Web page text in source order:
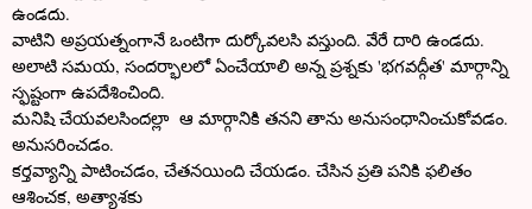
ఉండదు.
వాటిని అప్రయత్నంగానే ఒంటిగా దుర్కోవలసి వస్తుంది. వేరే దారి ఉండదు.
అలాటి సమయ, సందర్భాలలో ఏంచేయాలి అన్న ప్రశ్నకు 'భగవద్గీత' మార్గాన్ని
స్ఫష్టంగా ఉపదేశించింది.
మనిషి చేయవలసిందల్లా ఆ మార్గానికి తనని తాను అనుసంధానించుకోవడం.
అనుసరించడం.
కర్తవ్యాన్ని పాటించడం, చేతనయింది చేయడం. చేసిన ప్రతి పనికి ఫలితం
ఆశించక, అత్యాశకు